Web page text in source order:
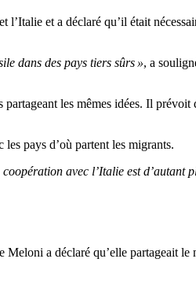
et a déclaré qu’il était
dans des pays tiers sûrs », a
les mêmes idées. Il prévoit
pays d’où partent les migrants.
avec l’Italie est d’autant
a déclaré qu’elle partageait le